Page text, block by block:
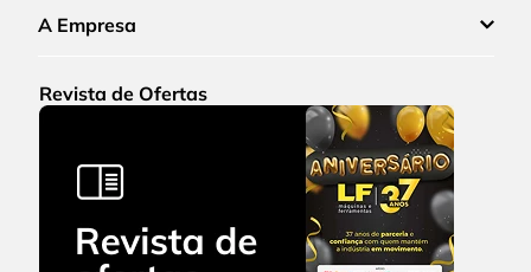
A Empresa
Revista de Ofertas